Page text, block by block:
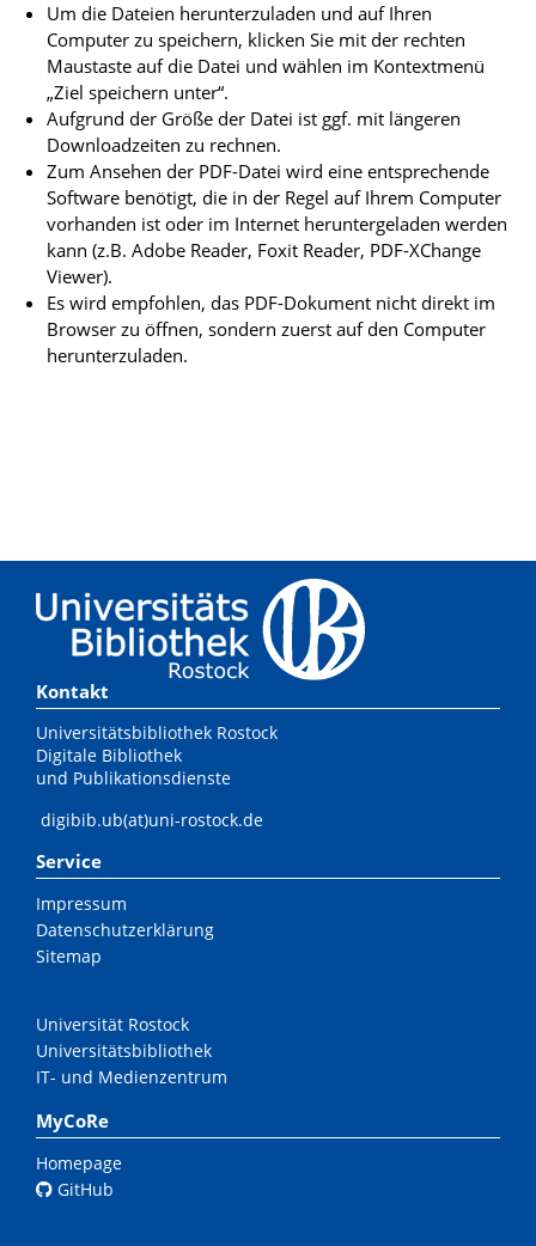
Um die Dateien herunterzuladen und auf Ihren
Computer zu speichern, klicken Sie mit der rechten
Maustaste auf die Datei und wählen im Kontextmenü
„Ziel speichern unter“.
Aufgrund der Größe der Datei ist ggf. mit längeren
Downloadzeiten zu rechnen.
Zum Ansehen der PDF-Datei wird eine entsprechende
Software benötigt, die in der Regel auf Ihrem Computer
vorhanden ist oder im Internet heruntergeladen werden
kann (z.B. Adobe Reader, Foxit Reader, PDF-XChange
Viewer).
Es wird empfohlen, das PDF-Dokument nicht direkt im
Browser zu öffnen, sondern zuerst auf den Computer
herunterzuladen.
Kontakt
Universitätsbibliothek Rostock
Digitale Bibliothek
und Publikationsdienste
digibib.ub(at)uni-rostock.de
Service
Impressum
Datenschutzerklärung
Sitemap
Universität Rostock
Universitätsbibliothek
IT- und Medienzentrum
MyCoRe
Homepage
GitHub